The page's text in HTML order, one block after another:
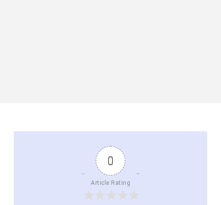
0
Article Rating